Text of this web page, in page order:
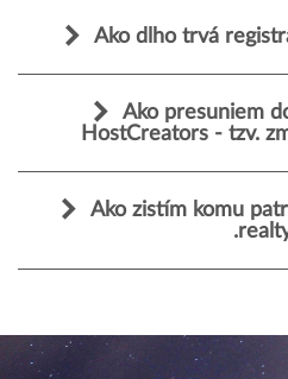
Ako dlho trvá
Ako presuniem
HostCreators - tzv.
Ako zistím komu